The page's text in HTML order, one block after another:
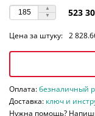
523
Цена за штуку: 2
Оплата:безналичный
Доставка: ключ и
Нужна помощь?